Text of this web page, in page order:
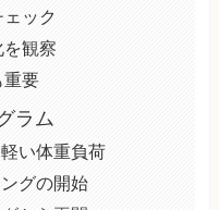
ック
観察
重要
ラム
い体重負荷
グの開始